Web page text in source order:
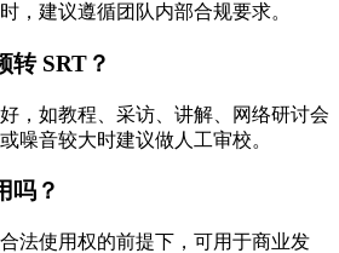
，建议遵循团队内部合规要求。
转 SRT？
，如教程、采访、讲解、网络研讨会
噪音较大时建议做人工审校。
吗？
法使用权的前提下，可用于商业发